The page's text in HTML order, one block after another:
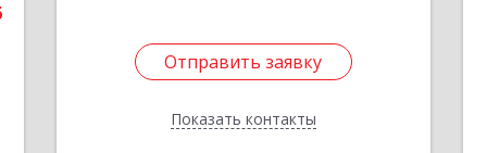
Отправить заявку
Показать контакты
Отправить заявку
Назад